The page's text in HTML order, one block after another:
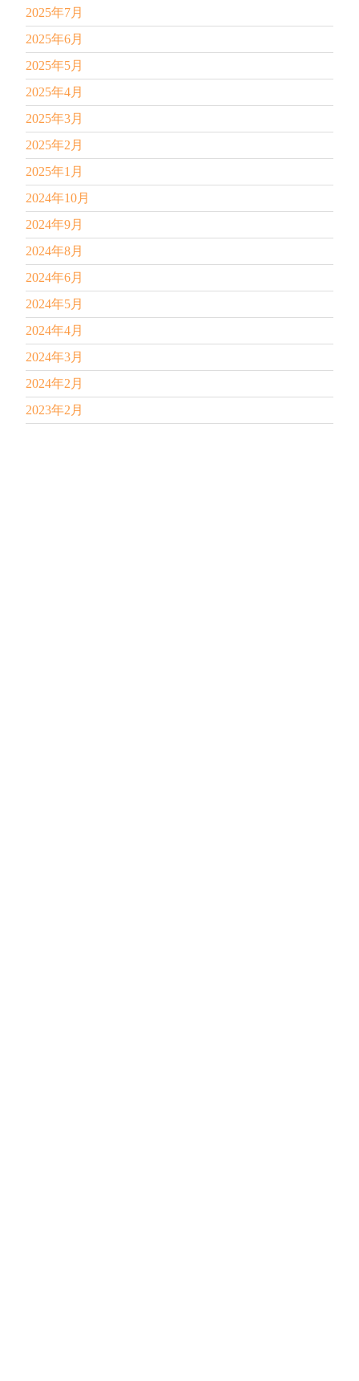
2025年7月
2025年6月
2025年5月
2025年4月
2025年3月
2025年2月
2025年1月
2024年10月
2024年9月
2024年8月
2024年6月
2024年5月
2024年4月
2024年3月
2024年2月
2023年2月